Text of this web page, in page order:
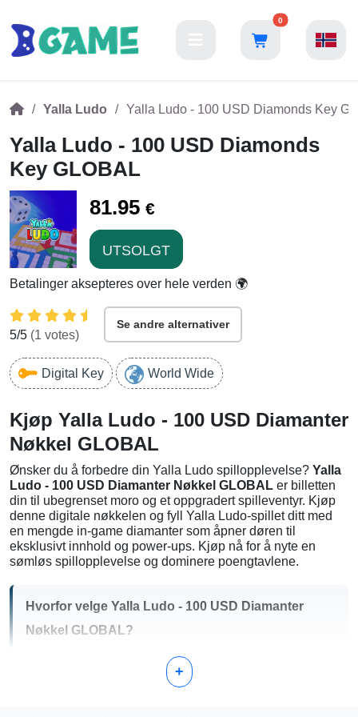
0
Yalla Ludo Yalla Ludo - 100 USD Diamonds Key
Yalla Ludo - 100 USD Diamonds
Key GLOBAL
81.95 €
UTSOLGT
Betalinger aksepteres over hele verden 🌍
5/5 (1 votes)
Se andre alternativer
Digital Key World Wide
Kjøp Yalla Ludo - 100 USD Diamanter
Nøkkel GLOBAL
Ønsker du å forbedre din Yalla Ludo spillopplevelse? Yalla
Ludo - 100 USD Diamanter Nøkkel GLOBAL er billetten
din til ubegrenset moro og et oppgradert spilleventyr. Kjøp
denne digitale nøkkelen og fyll Yalla Ludo-spillet ditt med
en mengde in-game diamanter som åpner døren til
eksklusivt innhold og power-ups. Kjøp nå for å nyte en
sømløs spillopplevelse og dominere poengtavlene.
Hvorfor velge Yalla Ludo - 100 USD Diamanter
Nøkkel GLOBAL?
Umiddelbar aktivering: Motta og aktiver Diamanter
Nøkkelen din umiddelbart etter kjøp.
+